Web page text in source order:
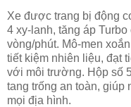
Xe được trang bị động
4 xy-lanh, tăng áp
vòng/phút. Mô-men
tiết kiệm nhiên liệu, đạt
với môi trường. Hộp số
tang trống an toàn,
mọi địa hình.